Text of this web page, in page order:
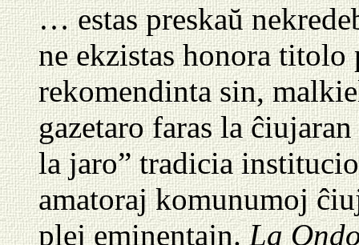
… estas preskaŭ
ne ekzistas honora titolo
rekomendinta sin,
gazetaro faras la
la jaro” tradicia
amatoraj komunumoj
plej eminentajn.La